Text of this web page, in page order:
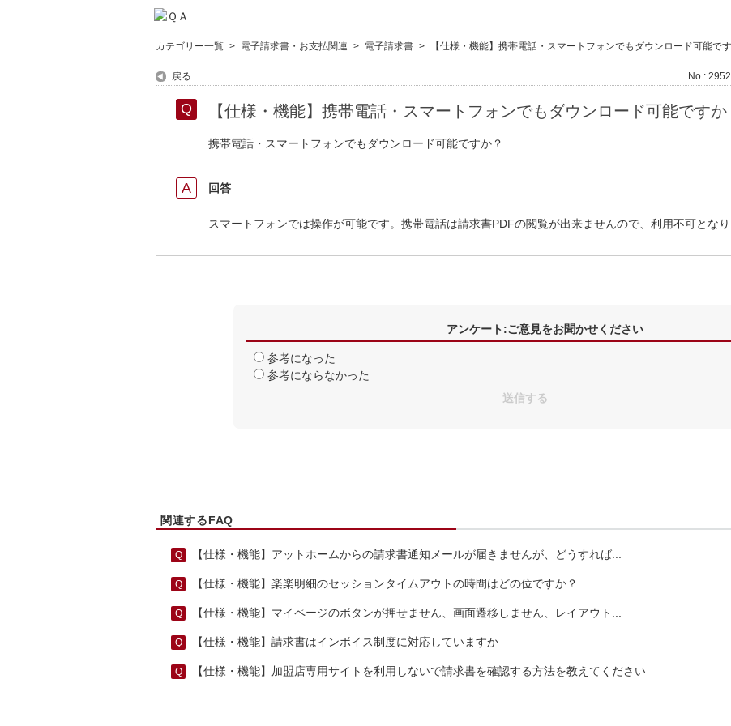
カテゴリー一覧 > 電子請求書・お支払関連 > 電子請求書 > 【仕様・機能】携帯電話・スマートフォンでもダウンロード可能で
戻る No :
【仕様・機能】携帯電話・スマートフォンでもダウンロード可能ですか
携帯電話・スマートフォンでもダウンロード可能ですか？
回答
スマートフォンでは操作が可能です。携帯電話は請求書PDFの閲覧が出来ませんので、利用不可となり
アンケート:ご意見をお聞かせください
参考になった
参考にならなかった
関連するFAQ
【仕様・機能】アットホームからの請求書通知メールが届きませんが、どうすれば...
【仕様・機能】楽楽明細のセッションタイムアウトの時間はどの位ですか？
【仕様・機能】マイページのボタンが押せません、画面遷移しません、レイアウト...
【仕様・機能】請求書はインボイス制度に対応していますか
【仕様・機能】加盟店専用サイトを利用しないで請求書を確認する方法を教えてください